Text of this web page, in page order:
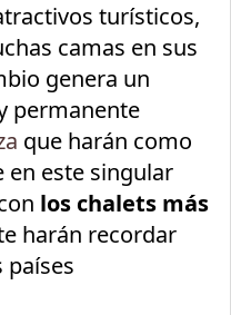
turísticos,
camas en sus
genera un
permanente
que harán como
en este singular
los chalets más
harán recordar
países